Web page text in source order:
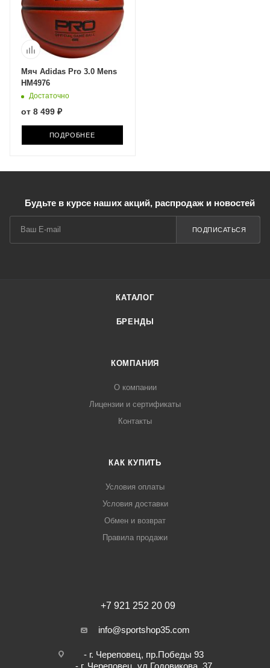
Мяч Adidas Pro 3.0 Mens
HM4976
Достаточно
от 8 499 ₽
ПОДРОБНЕЕ
Будьте в курсе наших акций, распродаж и новостей
ПОДПИСАТЬСЯ
КАТАЛОГ
БРЕНДЫ
КОМПАНИЯ
О компании
Лицензии и сертификаты
Контакты
КАК КУПИТЬ
Условия оплаты
Условия доставки
Обмен и возврат
Правила продажи
+7 921 252 20 09
info@sportshop35.com
- г. Череповец, пр.Победы 93
- г. Череповец, ул.Годовикова, 37